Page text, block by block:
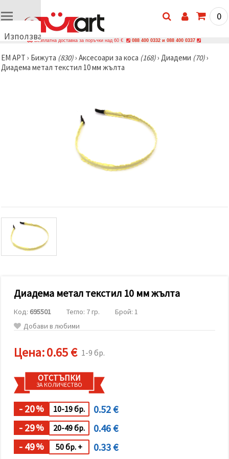
Използваме
🍪
Използваме
да
показваме
по-
релевантно
съдържание
и реклами,
включително
за анализ
използваме
всички
като
натиснеш
"Приеми
всички!"
или да
посочиш
предпочитанията
си в
"Настройки",
0
Безплатна доставка за поръчки над 60 € 088 400 0332 и 088 400 0337
ЕМ АРТ › Бижутa (830)› Аксесоари за коса (168)› Диадеми (70)›
Диадема метал текстил 10 мм жълта
Диадема метал текстил 10 мм жълта
Код: 695501 Тегло: 7 гр.
Брой: 1
Добави в любими
Цена:0.65 € 1-9 бр.
ОТСТЪПКИ
ЗА КОЛИЧЕСТВО
- 20% 10-19 бр.
0.52 €
- 29% 20-49 бр.
0.46 €
- 49% 50 бр. + 0.33 €